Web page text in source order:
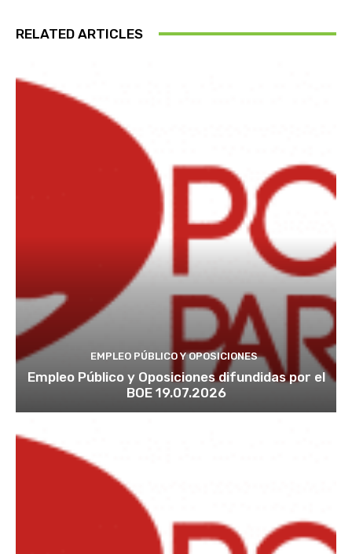
RELATED ARTICLES
EMPLEO PÚBLICO Y OPOSICIONES
Empleo Público y Oposiciones difundidas por el
BOE 19.07.2026